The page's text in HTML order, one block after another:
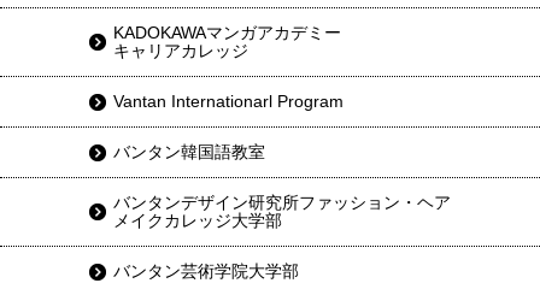
KADOKAWAマンガアカデミー
キャリアカレッジ
Vantan Internationarl Program
バンタン韓国語教室
バンタンデザイン研究所ファッション・ヘア
メイクカレッジ大学部
バンタン芸術学院大学部